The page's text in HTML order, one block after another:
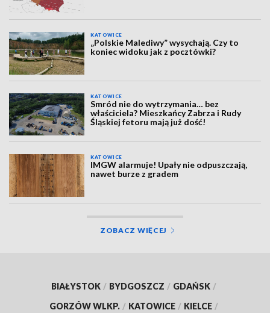
KATOWICE
„Polskie Malediwy” wysychają. Czy to
koniec widoku jak z pocztówki?
KATOWICE
Smród nie do wytrzymania… bez
właściciela? Mieszkańcy Zabrza i Rudy
Śląskiej fetoru mają już dość!
KATOWICE
IMGW alarmuje! Upały nie odpuszczają,
nawet burze z gradem
ZOBACZ WIĘCEJ
BIAŁYSTOK / BYDGOSZCZ / GDAŃSK /
GORZÓW WLKP. / KATOWICE / KIELCE /